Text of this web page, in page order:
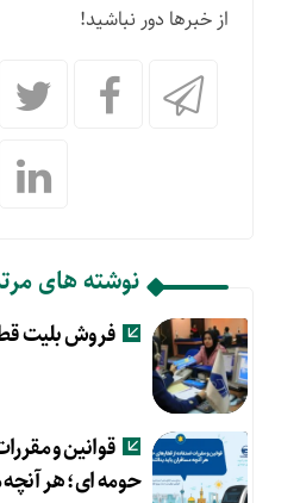
از خبرها دور نباشید!
نوشته های
فروش بلیت
قوانین و
حومه ای؛ هر آنچه